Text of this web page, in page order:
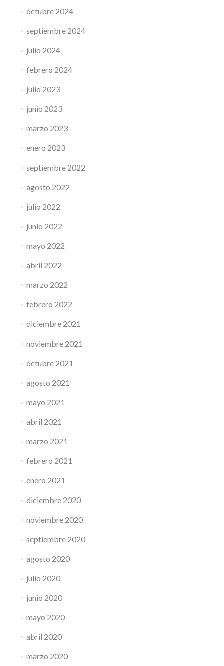
octubre 2024
septiembre 2024
julio 2024
febrero 2024
julio 2023
junio 2023
marzo 2023
enero 2023
septiembre 2022
agosto 2022
julio 2022
junio 2022
mayo 2022
abril 2022
marzo 2022
febrero 2022
diciembre 2021
noviembre 2021
octubre 2021
agosto 2021
mayo 2021
abril 2021
marzo 2021
febrero 2021
enero 2021
diciembre 2020
noviembre 2020
septiembre 2020
agosto 2020
julio 2020
junio 2020
mayo 2020
abril 2020
marzo 2020